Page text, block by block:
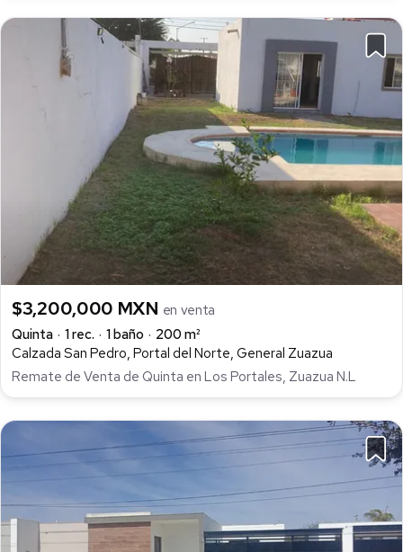
$3,200,000 MXN en venta
Quinta
1 rec. 1 baño
200 m²
Calzada San Pedro, Portal del Norte, General Zuazua
Remate de Venta de Quinta en Los Portales, Zuazua N.L